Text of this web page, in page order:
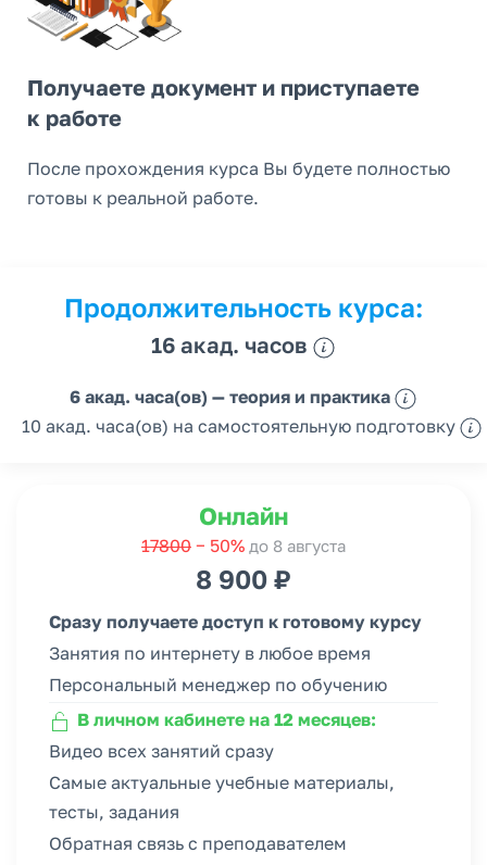
Получаете документ и приступаете
к работе
После прохождения курса Вы будете полностью
готовы к реальной работе.
Продолжительность курса:
16 акад. часов
6 акад. часа(ов) — теория и практика
10 акад. часа(ов) на самостоятельную подготовку
Онлайн
17800 − 50% до 8 августа
8 900 ₽
Сразу получаете доступ к готовому курсу
Занятия по интернету в любое время
Персональный менеджер по обучению
В личном кабинете на 12 месяцев:
Видео всех занятий сразу
Самые актуальные учебные материалы,
тесты, задания
Обратная связь с преподавателем